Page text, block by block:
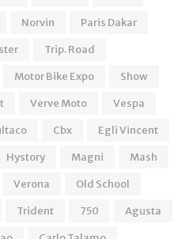
Norvin
Paris Dakar
Trip. Road
Motor Bike Expo
Show
Verve Moto
Vespa
Cbx
Egli Vincent
Hystory Magni
Mash
Verona
Old School
Trident 750
Agusta